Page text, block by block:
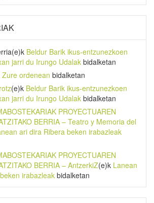
(e)k Beldur Barik ikus-entzunezkoen
jarri du Irungo Udalak bidalketan
Zure ordenean bidalketan
(e)k Beldur Barik ikus-entzunezkoen
jarri du Irungo Udalak bidalketan
PROYECTUAREN
BERRIA – Teatro y Memoria del
ari dira Ribera beken irabazleak
PROYECTUAREN
BERRIA – AntzerkiZ(e)k Lanean
irabazleak bidalketan